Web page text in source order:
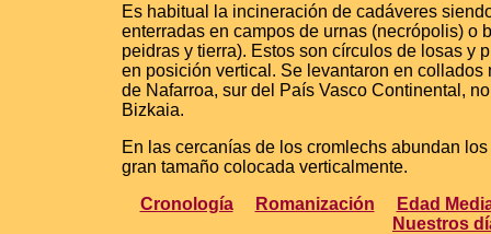
Es habitual la incineración de cadáveres
enterradas en campos de urnas (necrópolis) o
peidras y tierra). Estos son círculos de losas y
en posición vertical. Se levantaron en
de Nafarroa, sur del País Vasco Continental,
Bizkaia.
En las cercanías de los cromlechs abundan
gran tamaño colocada verticalmente.
Cronología
Romanización
Edad
Nuestros